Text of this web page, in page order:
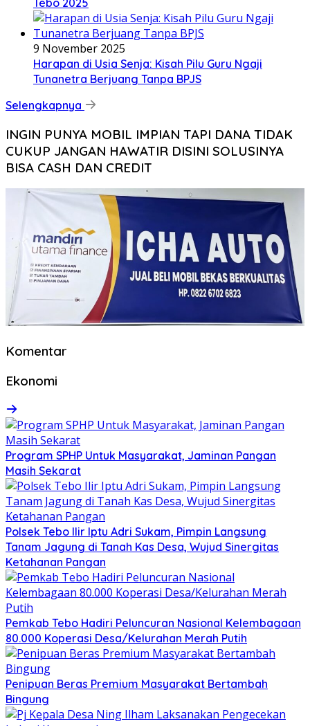
9 November 2025
Harapan di Usia Senja: Kisah Pilu Guru Ngaji
Tunanetra Berjuang Tanpa BPJS
Selengkapnya
INGIN PUNYA MOBIL IMPIAN TAPI DANA TIDAK
CUKUP JANGAN HAWATIR DISINI SOLUSINYA
BISA CASH DAN CREDIT
Komentar
Ekonomi
Program SPHP Untuk Masyarakat, Jaminan Pangan
Masih Sekarat
Polsek Tebo Ilir Iptu Adri Sukam, Pimpin Langsung
Tanam Jagung di Tanah Kas Desa, Wujud Sinergitas
Ketahanan Pangan
Pemkab Tebo Hadiri Peluncuran Nasional Kelembagaan
80.000 Koperasi Desa/Kelurahan Merah Putih
Penipuan Beras Premium Masyarakat Bertambah
Bingung